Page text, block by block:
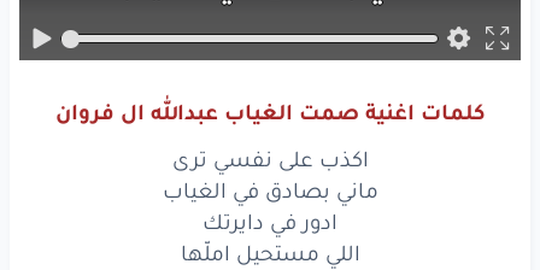
ادورفيدايرتك
املّها
ماهو علىقد العتاب
طال الغيابوصدتك
كلمات اغنية صمت الغياب عبدالله ال فروان
اكذب على نفسي ترى
ماني بصادق في الغياب
ادور في دايرتك
اللي مستحيل املّها